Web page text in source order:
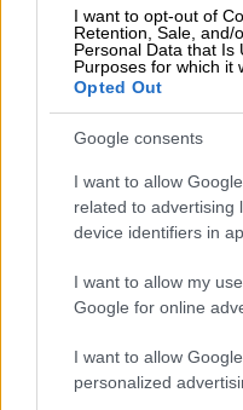
I want to opt-out of
Retention, Sale, and/
Personal Data that Is
Purposes for which it
Opted Out
Google consents
I want to allow
related to advertising
device identifiers in
I want to allow my
Google for online
I want to allow
personalized